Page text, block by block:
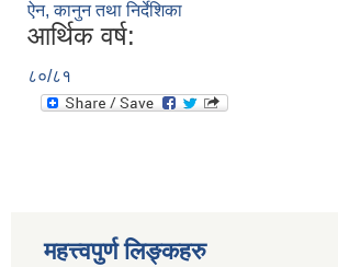
ऐन, कानुन तथा निर्देशिका
आर्थिक वर्ष:
८०/८१
महत्त्वपुर्ण लिङ्कहरु